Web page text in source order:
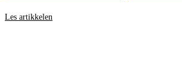
Les artikkelen